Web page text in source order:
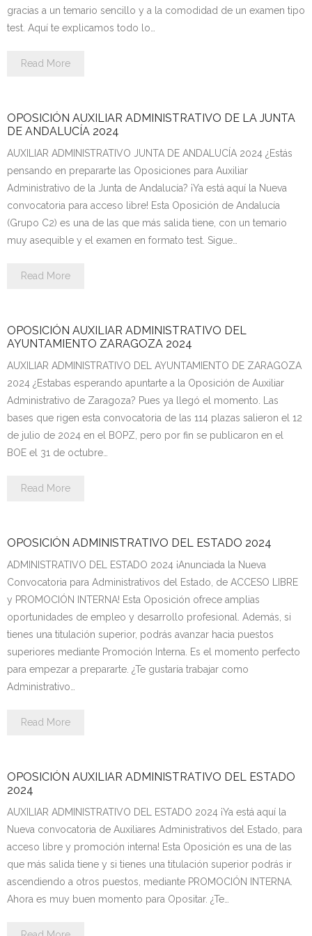
Personalidad Jurídica PROPIA
- Qué se entiende por CONSOLIDACIÓN y por
TIENDA Test PDF
CONVOCATORIAS
- TEST de Auxilio Judicial 2026
- OPOSICIÓN Tramitación procesal y Administrativa –
- OPOSICIÓN Auxiliar Administrativo del Estado - 2024
- OPOSICIÓN Administrativo del Estado - 2024
- - OPOSICIÓN Gestión Seguridad Social – 2025
- - OPOSICIÓN Administrativo Seguridad Social – 2025
- - OPOSICIÓN Administrativo Seguridad Social - 2024
- - OPOSICIÓN Administrativo SAS – 2025
- - OPOSICIÓN Auxiliar Administrativo SAS – 2025
- - OPOSICIÓN Celador SAS – 2025
- - OPOSICIÓN Auxiliar Administrativo de la Junta de
- Aragón
- - TEST de Auxiliar Administrativo DGA Aragón 2026
- - TEST de Administrativo DGA Aragón 2026
- - OPOSICIÓN Auxiliar Administrativo Universidad
Zaragoza Unizar - 2025
gracias a un temario sencillo y a la comodidad de un examen tipo
test. Aquí te explicamos todo lo…
Read More
OPOSICIÓN AUXILIAR ADMINISTRATIVO DE LA JUNTA
DE ANDALUCÍA 2024
AUXILIAR ADMINISTRATIVO JUNTA DE ANDALUCÍA 2024 ¿Estás
pensando en prepararte las Oposiciones para Auxiliar
Administrativo de la Junta de Andalucía? ¡Ya está aquí la Nueva
convocatoria para acceso libre! Esta Oposición de Andalucía
(Grupo C2) es una de las que más salida tiene, con un temario
muy asequible y el examen en formato test. Sigue…
Read More
OPOSICIÓN AUXILIAR ADMINISTRATIVO DEL
AYUNTAMIENTO ZARAGOZA 2024
AUXILIAR ADMINISTRATIVO DEL AYUNTAMIENTO DE ZARAGOZA
2024 ¿Estabas esperando apuntarte a la Oposición de Auxiliar
Administrativo de Zaragoza? Pues ya llegó el momento. Las
bases que rigen esta convocatoria de las 114 plazas salieron el 12
de julio de 2024 en el BOPZ, pero por fin se publicaron en el
BOE el 31 de octubre…
Read More
OPOSICIÓN ADMINISTRATIVO DEL ESTADO 2024
ADMINISTRATIVO DEL ESTADO 2024 ¡Anunciada la Nueva
Convocatoria para Administrativos del Estado, de ACCESO LIBRE
y PROMOCIÓN INTERNA! Esta Oposición ofrece amplias
oportunidades de empleo y desarrollo profesional. Además, si
tienes una titulación superior, podrás avanzar hacia puestos
superiores mediante Promoción Interna. Es el momento perfecto
para empezar a prepararte. ¿Te gustaría trabajar como
Administrativo…
Read More
OPOSICIÓN AUXILIAR ADMINISTRATIVO DEL ESTADO
2024
AUXILIAR ADMINISTRATIVO DEL ESTADO 2024 ¡Ya está aquí la
Nueva convocatoria de Auxiliares Administrativos del Estado, para
acceso libre y promoción interna! Esta Oposición es una de las
que más salida tiene y si tienes una titulación superior podrás ir
ascendiendo a otros puestos, mediante PROMOCIÓN INTERNA.
Ahora es muy buen momento para Opositar. ¿Te…